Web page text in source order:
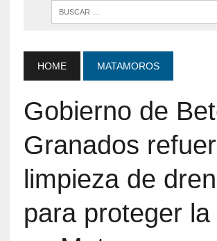
HOME MATAMOROS
Gobierno de
Granados
limpieza de
para proteger la